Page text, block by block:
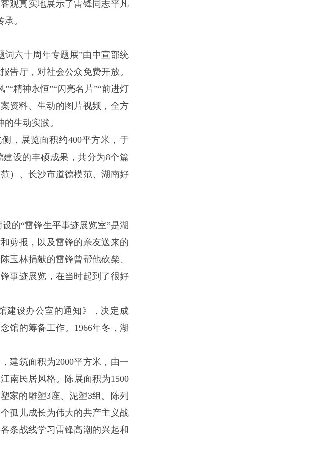
观真实地展示了雷锋同志平凡
。
六十周年专题展”由中宣部统
告厅，对社会公众免费开放。
精神永恒”“闪亮名片”“前进灯
资料、生动的图片视频，全方
生动实践。
，展览面积约400平方米，于
设的丰硕成果，共分为8个篇
）、长沙市道德模范、湖南好
的“雷锋生平事迹展览室”是湖
剪报，以及雷锋的亲友送来的
玉林捐献的雷锋曾帮他砍柴、
事迹展览，在当时起到了很好
建设办公室的通知》，决定成
馆的筹备工作。1966年冬，湖
建筑面积为2000平方米，由一
南民居风格。陈展面积为1500
家的雕塑3座、泥塑3组。陈列
孤儿成长为伟大的共产主义战
条战线学习雷锋高潮的兴起和